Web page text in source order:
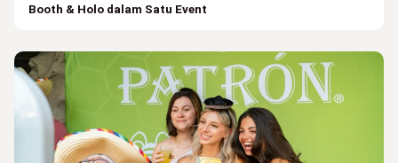
Booth & Holo dalam Satu Event